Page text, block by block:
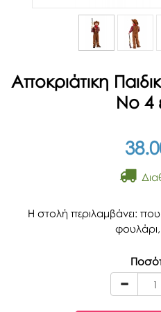
Αποκριάτικη
Νο 4
Η στολή περιλαμβάνει: